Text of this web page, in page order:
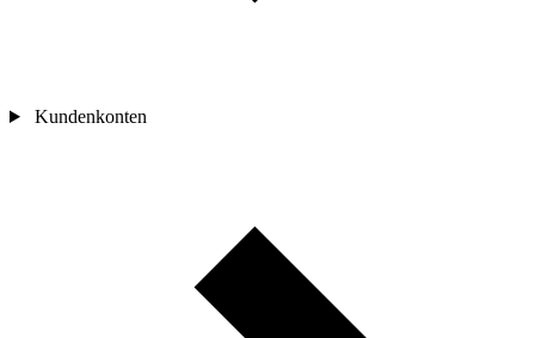
Kundenkonten